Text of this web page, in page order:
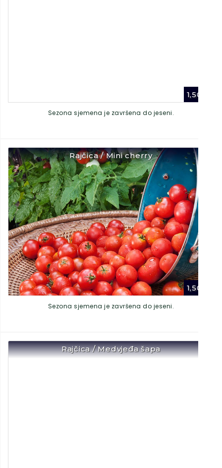
1,50
Sezona sjemena je završena do jeseni.
Rajčica / Mini cherry
1,50
Sezona sjemena je završena do jeseni.
Rajčica / Medvjeđa šapa